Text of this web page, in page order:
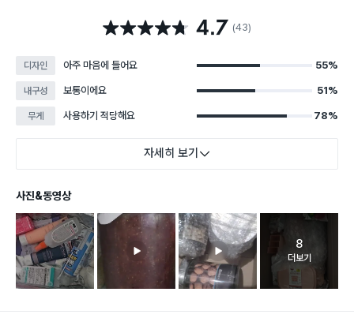
별점 4.7점 4.7 (43)
디자인 아주 마음에 들어요 55%
내구성 보통이에요 51%
무게 사용하기 적당해요 78%
자세히 보기
사진&동영상
고객 리뷰
8
더보기